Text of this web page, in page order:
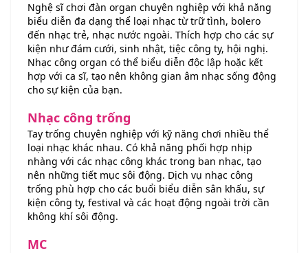
Nghệ sĩ chơi đàn organ chuyên nghiệp với khả năng
biểu diễn đa dạng thể loại nhạc từ trữ tình, bolero
đến nhạc trẻ, nhạc nước ngoài. Thích hợp cho các sự
kiện như đám cưới, sinh nhật, tiệc công ty, hội nghị.
Nhạc công organ có thể biểu diễn độc lập hoặc kết
hợp với ca sĩ, tạo nên không gian âm nhạc sống động
cho sự kiện của bạn.
Nhạc công trống
Tay trống chuyên nghiệp với kỹ năng chơi nhiều thể
loại nhạc khác nhau. Có khả năng phối hợp nhịp
nhàng với các nhạc công khác trong ban nhạc, tạo
nên những tiết mục sôi động. Dịch vụ nhạc công
trống phù hợp cho các buổi biểu diễn sân khấu, sự
kiện công ty, festival và các hoạt động ngoài trời cần
không khí sôi động.
MC